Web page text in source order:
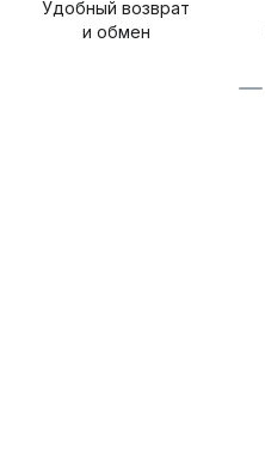
Удобный возврат
и обмен